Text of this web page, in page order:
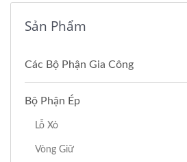
Sản Phẩm
Các Bộ Phận Gia Công
Bộ Phận Ép
Lỗ Xỏ
Vòng Giữ